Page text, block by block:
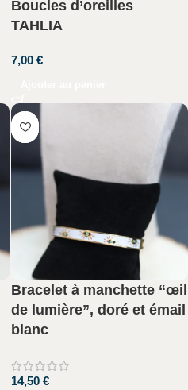
Boucles d’oreilles
TAHLIA
7,00 €
Bracelet à manchette “œil
de lumière”, doré et émail
blanc
14,50 €